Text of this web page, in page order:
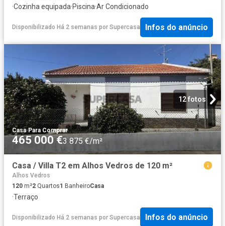
·Cozinha equipada·Piscina·Ar Condicionado
Disponibilizado Há 2 semanas por Supercasa Infos do anúncio
12 fotos
Casa·Para Comprar
465 000 €3 875 €/m²
Casa / Villa T2 em Alhos Vedros de 120 m²
Alhos Vedros
120 m²2 Quartos1 BanheiroCasa
·Terraço
Disponibilizado Há 2 semanas por Supercasa Infos do anúncio